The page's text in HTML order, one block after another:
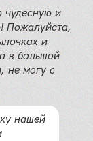
чудесную и
Пожалуйста,
и
в большой
не могу с
нашей